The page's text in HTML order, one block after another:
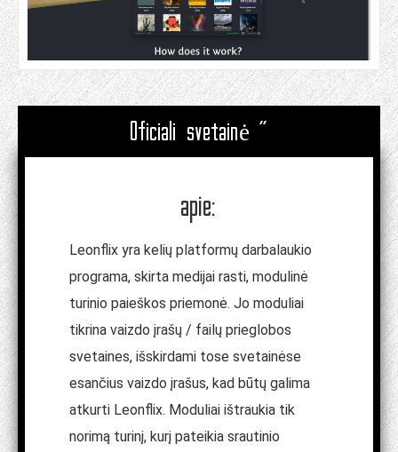
Oficiali svetainė "
apie:
Leonflix yra kelių platformų darbalaukio
programa, skirta medijai rasti, modulinė
turinio paieškos priemonė. Jo moduliai
tikrina vaizdo įrašų / failų prieglobos
svetaines, išskirdami tose svetainėse
esančius vaizdo įrašus, kad būtų galima
atkurti Leonflix. Moduliai ištraukia tik
norimą turinį, kurį pateikia srautinio